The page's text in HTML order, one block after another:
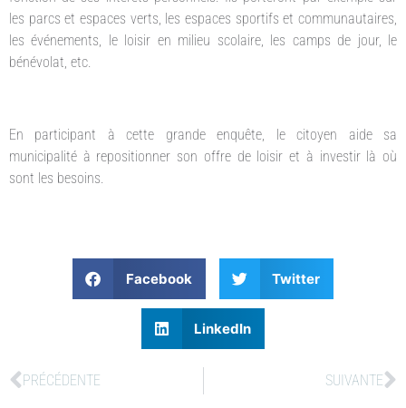
les parcs et espaces verts, les espaces sportifs et communautaires,
les événements, le loisir en milieu scolaire, les camps de jour, le
bénévolat, etc.
En participant à cette grande enquête, le citoyen aide sa
municipalité à repositionner son offre de loisir et à investir là où
sont les besoins.
Facebook Twitter
LinkedIn
PRÉCÉDENTE SUIVANTE